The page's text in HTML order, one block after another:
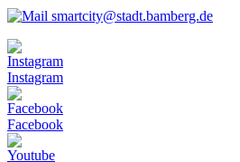
smartcity@stadt.bamberg.de
Instagram
Facebook